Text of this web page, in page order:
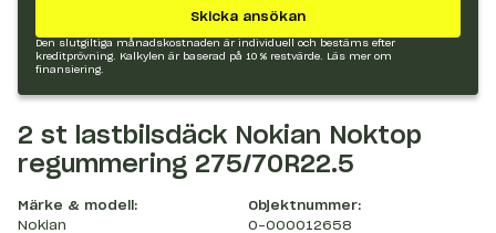
Skicka ansökan
Den slutgiltiga månadskostnaden är individuell och bestäms efter
kreditprövning. Kalkylen är baserad på 10 % restvärde.
Läs mer om
finansiering.
2 st lastbilsdäck Nokian Noktop
regummering 275/70R22.5
Märke & modell:
Nokian
Objektnummer:
O-000012658